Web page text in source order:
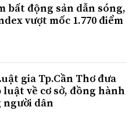
bất động sản dẫn sóng,
vượt mốc 1.770 điểm
gia Tp.Cần Thơ đưa
luật về cơ sở, đồng hành
người dân